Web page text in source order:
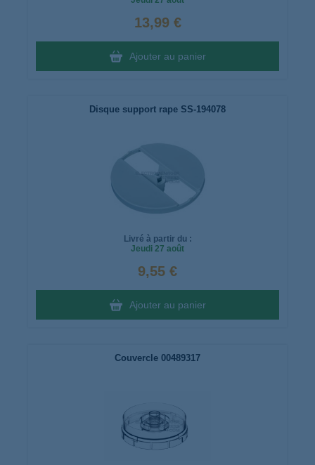
13,99 €
Ajouter au panier
Disque support rape SS-194078
Livré à partir du :
Jeudi 27 août
9,55 €
Ajouter au panier
Couvercle 00489317